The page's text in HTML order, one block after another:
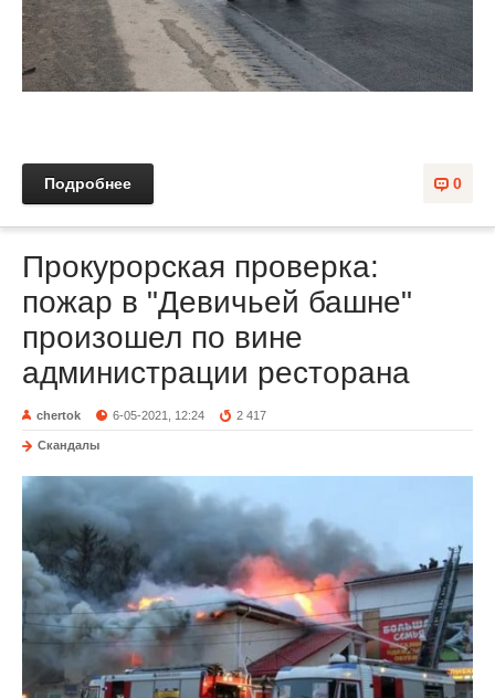
0
Подробнее
Прокурорская проверка:
пожар в "Девичьей башне"
произошел по вине
администрации ресторана
chertok 6-05-2021, 12:24 2 417
Скандалы